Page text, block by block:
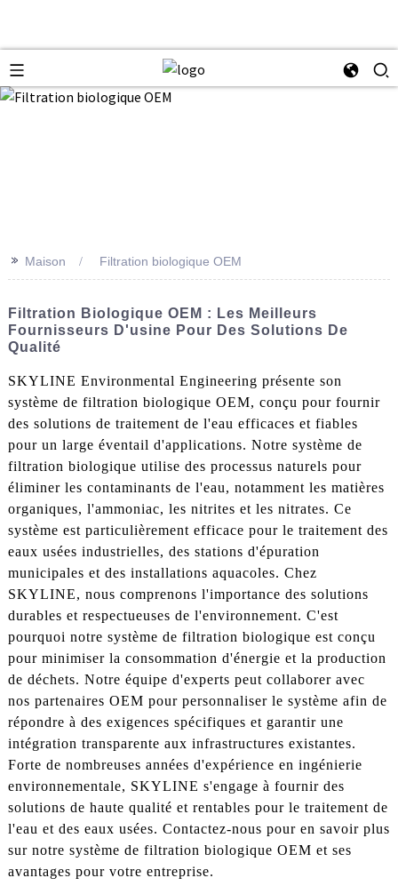
>> Maison Filtration biologique OEM
Filtration Biologique OEM : Les Meilleurs
Fournisseurs D'usine Pour Des Solutions De
Qualité
SKYLINE Environmental Engineering présente son
système de filtration biologique OEM, conçu pour fournir
des solutions de traitement de l'eau efficaces et fiables
pour un large éventail d'applications. Notre système de
filtration biologique utilise des processus naturels pour
éliminer les contaminants de l'eau, notamment les matières
organiques, l'ammoniac, les nitrites et les nitrates. Ce
système est particulièrement efficace pour le traitement des
eaux usées industrielles, des stations d'épuration
municipales et des installations aquacoles. Chez
SKYLINE, nous comprenons l'importance des solutions
durables et respectueuses de l'environnement. C'est
pourquoi notre système de filtration biologique est conçu
pour minimiser la consommation d'énergie et la production
de déchets. Notre équipe d'experts peut collaborer avec
nos partenaires OEM pour personnaliser le système afin de
répondre à des exigences spécifiques et garantir une
intégration transparente aux infrastructures existantes.
Forte de nombreuses années d'expérience en ingénierie
environnementale, SKYLINE s'engage à fournir des
solutions de haute qualité et rentables pour le traitement de
l'eau et des eaux usées. Contactez-nous pour en savoir plus
sur notre système de filtration biologique OEM et ses
avantages pour votre entreprise.